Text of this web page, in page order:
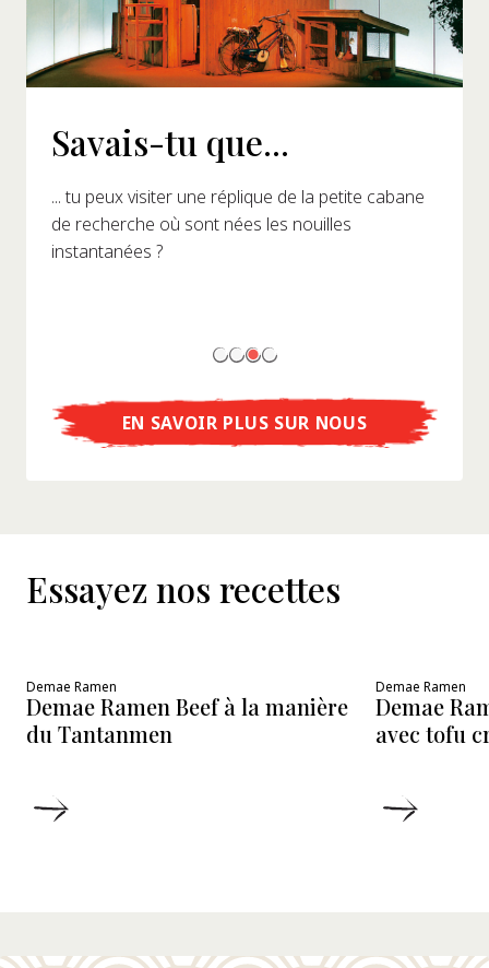
Savais-tu que...
... tu peux visiter une réplique de la petite cabane
de recherche où sont nées les nouilles
instantanées ?
EN SAVOIR PLUS SUR NOUS
Essayez nos recettes
Demae Ramen
Demae Ramen Beef à la manière
du Tantanmen
Demae Ramen
Demae
avec tofu